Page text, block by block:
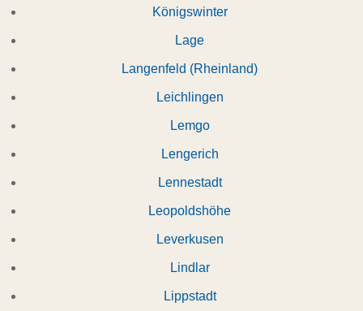
Königswinter
Lage
Langenfeld (Rheinland)
Leichlingen
Lemgo
Lengerich
Lennestadt
Leopoldshöhe
Leverkusen
Lindlar
Lippstadt